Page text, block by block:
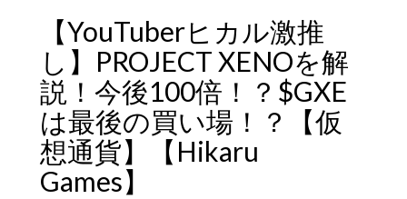
【YouTuberヒカル激推
し】PROJECT XENOを解
説！今後100倍！？$GXE
は最後の買い場！？【仮
想通貨】【Hikaru
Games】